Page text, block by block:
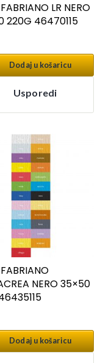
LR NERO
220G 46470115
Dodaj u košaricu
Usporedi
NERO 35×50
Dodaj u košaricu